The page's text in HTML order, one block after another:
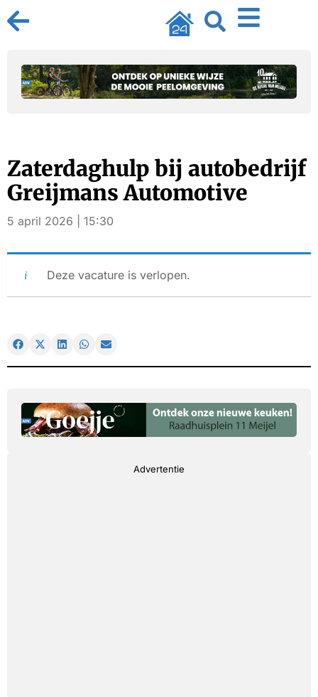
Zaterdaghulp bij autobedrijf
Greijmans Automotive
5 april 2026 | 15:30
Deze vacature is verlopen.
Advertentie